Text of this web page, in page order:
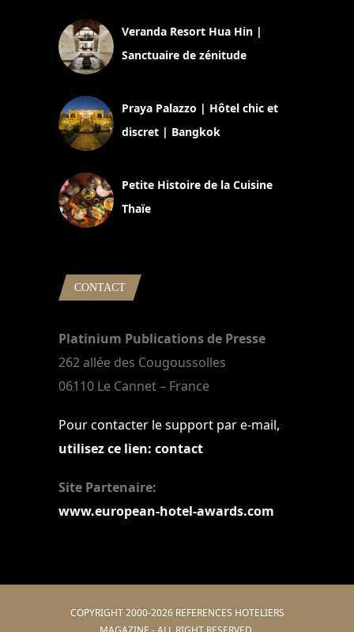
Veranda Resort Hua Hin |
Sanctuaire de zénitude
Praya Palazzo | Hôtel chic et
discret | Bangkok
Petite Histoire de la Cuisine
Thaïe
CONTACT
Platinium Publications de Presse
262 allée des Cougoussolles
06110 Le Cannet – France
Pour contacter le support par e-mail,
utilisez ce lien: contact
Site Partenaire:
www.european-hotel-awards.com
COPYRIGHT 2000-2026 REFERENCES HOTELIERS